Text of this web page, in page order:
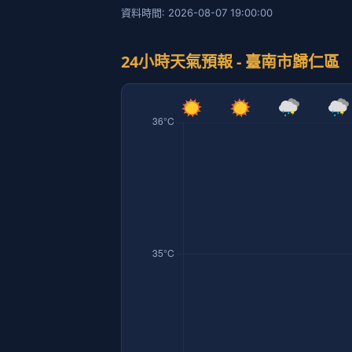
資料時間: 2026-08-07 19:00:00
24小時天氣預報 - 臺南市歸仁區